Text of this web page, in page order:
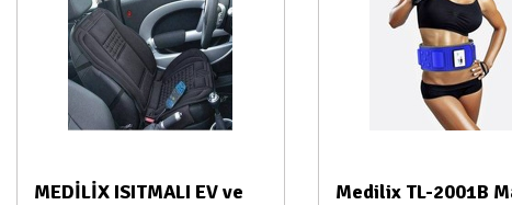
MEDİLİX ISITMALI EV ve
Medilix TL-2001B